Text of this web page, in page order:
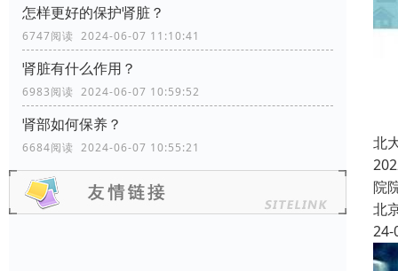
怎样更好的保护肾脏？
6747阅读 2024-06-07 11:10:41
肾脏有什么作用？
6983阅读 2024-06-07 10:59:52
肾部如何保养？
6684阅读 2024-06-07 10:55:21
北
院
北
24-